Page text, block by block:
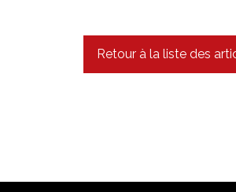
Retour à la liste des